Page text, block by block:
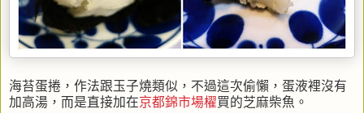
海苔蛋捲，作法跟玉子燒類似，不過這次偷懶，蛋液裡沒有
加高湯，而是直接加在京都錦市場櫂買的芝麻柴魚。